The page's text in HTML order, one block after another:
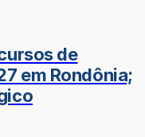
de
em Rondônia;